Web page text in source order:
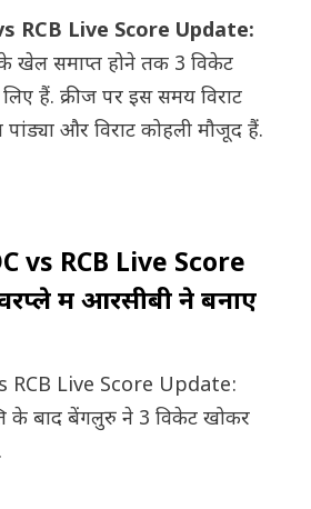
RCB Live Score Update:
खेल समाप्त होने तक 3 विकेट
हैं. क्रीज पर इस समय विराट
और विराट कोहली मौजूद हैं.
vs RCB Live Score
में आरसीबी ने बनाए
RCB Live Score Update:
के बाद बेंगलुरु ने 3 विकेट खोकर